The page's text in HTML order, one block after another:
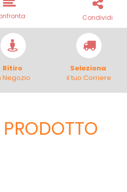
Condividi
Ritiro
Negozio
Seleziona
il tuo Corriere